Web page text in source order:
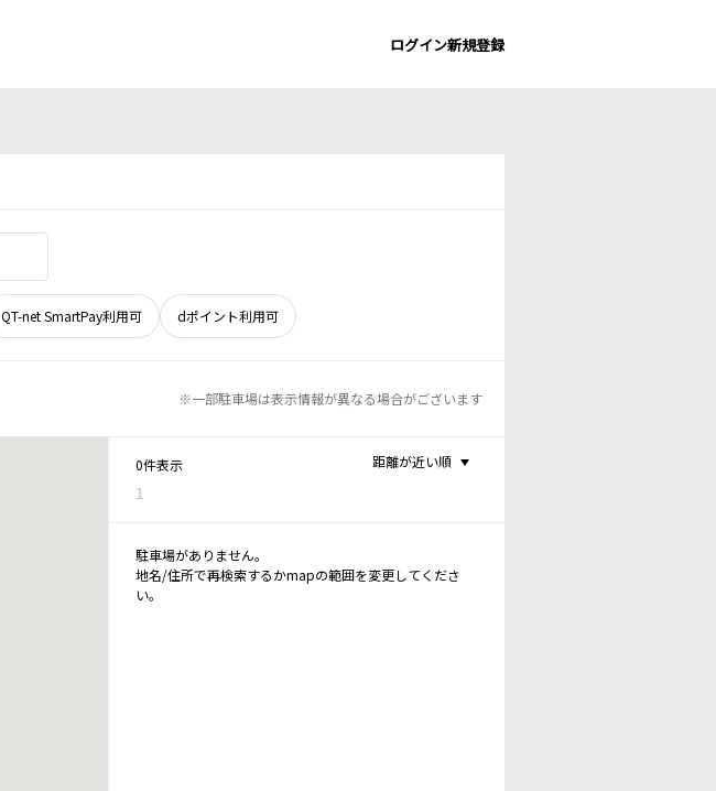
ログイン新規登録
QT-net SmartPay利用可 dポイント利用可
※一部駐車場は表示情報が異なる場合がございます
0件表示
1
距離が近い順
駐車場がありません。
地名/住所で再検索するかmapの範囲を変更してくださ
い。